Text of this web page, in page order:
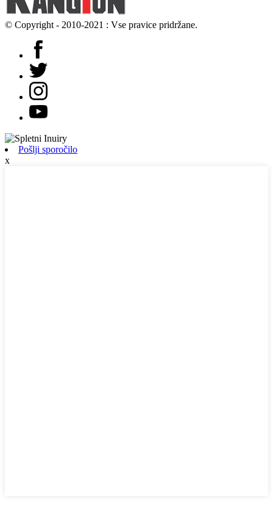
© Copyright - 2010-2021 : Vse pravice pridržane.
Pošlji sporočilo
x